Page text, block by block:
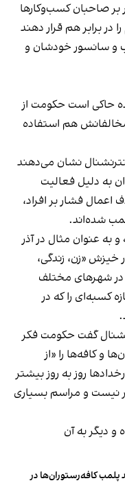
صاحبان کسب‌وکارها
در برابر هم قرار دهند
و سانسور خودشان و
حاکی است حکومت از
هم استفاده
نشان می‌دهند
به دلیل فعالیت
اعمال فشار بر افراد،
شده‌اند.
به عنوان مثال در آذر
خیزش «زن، زندگی،
در شهرهای مختلف
کسبه‌ای را که در
گفت حکومت فکر
و کافه‌ها را «از
روز به روز بیشتر
نیست و مراسم بسیاری
و دیگر به آن
پلمب کافه‌رستوران‌ها در